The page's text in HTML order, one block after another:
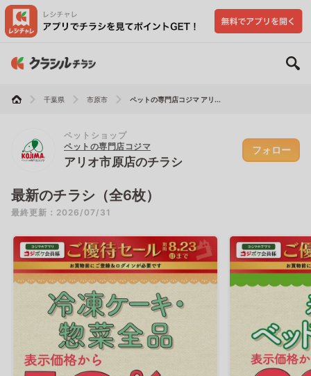
千葉県 市原市 ペットの専門店コジマ アリ...
ペットショップ
ペットの専門店コジマ
アリオ市原店のチラシ
フォロー
最新のチラシ（全6枚）
最終更新：2026/07/31